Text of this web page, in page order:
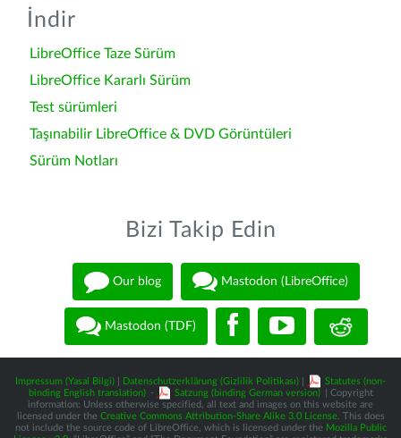
İndir
LibreOffice Taze Sürüm
LibreOffice Kararlı Sürüm
Test sürümleri
Taşınabilir LibreOffice & DVD Görüntüleri
Sürüm Notları
Bizi Takip Edin
Our blog Mastodon (LibreOffice)
Mastodon (TDF)
Impressum (Yasal Bilgi) Datenschutzerklärung (Gizlilik Politikası)
Statutes (non-
binding English translation) - Satzung (binding German version)
| Copyright
information: Unless otherwise specified, all text and images on this website are
licensed under the Creative Commons Attribution-Share Alike 3.0 License. This does
not include the source code of LibreOffice, which is licensed under the Mozilla Public